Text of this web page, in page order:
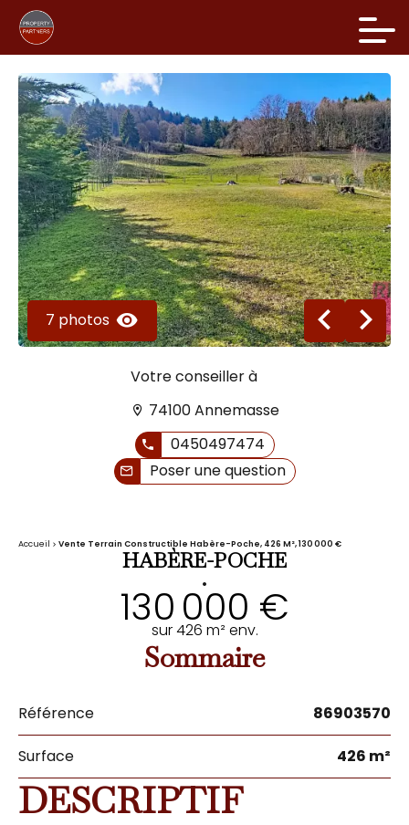
7 photos
Votre conseiller à
74100 Annemasse
0450497474
Poser une question
Accueil Vente Terrain Constructible Habère-Poche, 426 M², 130 000 €
HABÈRE-POCHE
•
130 000 €
sur 426 m² env.
Sommaire
Référence 86903570
Surface 426 m²
DESCRIPTIF